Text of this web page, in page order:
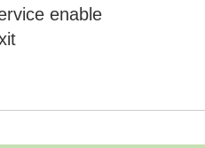
enable